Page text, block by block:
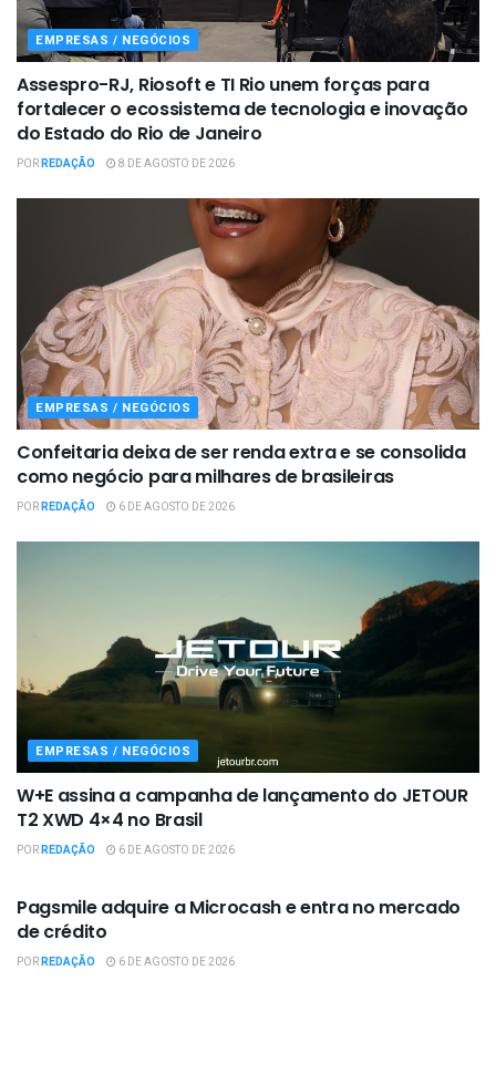
EMPRESAS / NEGÓCIOS
Assespro-RJ, Riosoft e TI Rio unem forças para
fortalecer o ecossistema de tecnologia e inovação
do Estado do Rio de Janeiro
PORREDAÇÃO 8 DE AGOSTO DE 2026
EMPRESAS / NEGÓCIOS
Confeitaria deixa de ser renda extra e se consolida
como negócio para milhares de brasileiras
PORREDAÇÃO 6 DE AGOSTO DE 2026
EMPRESAS / NEGÓCIOS
W+E assina a campanha de lançamento do JETOUR
T2 XWD 4×4 no Brasil
PORREDAÇÃO 6 DE AGOSTO DE 2026
Pagsmile adquire a Microcash e entra no mercado
de crédito
PORREDAÇÃO 6 DE AGOSTO DE 2026